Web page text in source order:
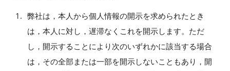
弊社は，本人から個人情報の開示を求められたとき
は，本人に対し，遅滞なくこれを開示します。ただ
し，開示することにより次のいずれかに該当する場合
は，その全部または一部を開示しないこともあり，開